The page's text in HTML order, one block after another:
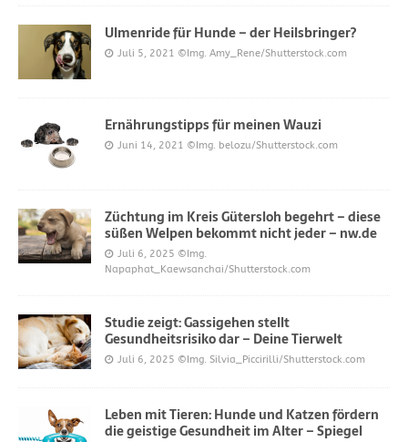
Ulmenride für Hunde – der Heilsbringer?
Juli 5, 2021 ©Img. Amy_Rene/Shutterstock.com
Ernährungstipps für meinen Wauzi
Juni 14, 2021 ©Img. belozu/Shutterstock.com
Züchtung im Kreis Gütersloh begehrt – diese
süßen Welpen bekommt nicht jeder – nw.de
Juli 6, 2025 ©Img.
Napaphat_Kaewsanchai/Shutterstock.com
Studie zeigt: Gassigehen stellt
Gesundheitsrisiko dar – Deine Tierwelt
Juli 6, 2025 ©Img. Silvia_Piccirilli/Shutterstock.com
Leben mit Tieren: Hunde und Katzen fördern
die geistige Gesundheit im Alter – Spiegel